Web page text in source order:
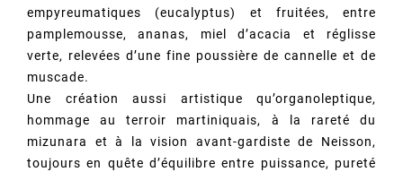
empyreumatiques (eucalyptus) et fruitées, entre
pamplemousse, ananas, miel d’acacia et réglisse
verte, relevées d’une fine poussière de cannelle et de
muscade.
Une création aussi artistique qu’organoleptique,
hommage au terroir martiniquais, à la rareté du
mizunara et à la vision avant-gardiste de Neisson,
toujours en quête d’équilibre entre puissance, pureté